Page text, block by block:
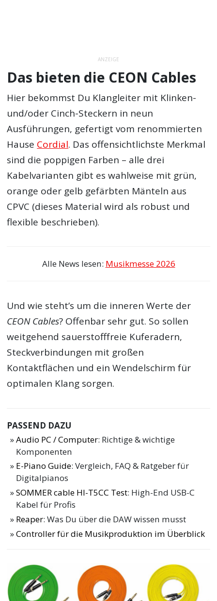
ANZEIGE
Das bieten die CEON Cables
Hier bekommst Du Klangleiter mit Klinken-
und/oder Cinch-Steckern in neun
Ausführungen, gefertigt vom renommierten
Hause Cordial. Das offensichtlichste Merkmal
sind die poppigen Farben – alle drei
Kabelvarianten gibt es wahlweise mit grün,
orange oder gelb gefärbten Mänteln aus
CPVC (dieses Material wird als robust und
flexible beschrieben).
Alle News lesen: Musikmesse 2026
Und wie steht’s um die inneren Werte der
CEON Cables? Offenbar sehr gut. So sollen
weitgehend sauerstofffreie Kuferadern,
Steckverbindungen mit großen
Kontaktflächen und ein Wendelschirm für
optimalen Klang sorgen.
PASSEND DAZU
Audio PC / Computer: Richtige & wichtige
Komponenten
E-Piano Guide: Vergleich, FAQ & Ratgeber für
Digitalpianos
SOMMER cable HI-T5CC Test: High-End USB-C
Kabel für Profis
Reaper: Was Du über die DAW wissen musst
Controller für die Musikproduktion im Überblick